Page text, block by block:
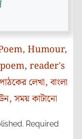
, Humour,
, reader's
লেখা,বাংলা
,সময় কাটানো
Required